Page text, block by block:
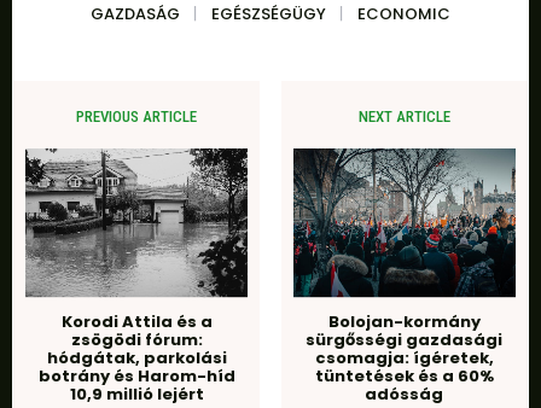
GAZDASÁG
EGÉSZSÉGÜGY ECONOMIC
PREVIOUS ARTICLE
Korodi Attila és a
zsögödi fórum:
hódgátak, parkolási
botrány és Harom-híd
10,9 millió lejért
NEXT ARTICLE
Bolojan-kormány
sürgősségi gazdasági
csomagja: ígéretek,
tüntetések és a 60%
adósság